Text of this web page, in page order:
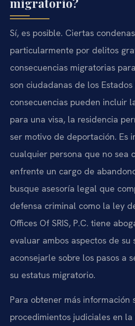
Sí, es posible. Ciertas
particularmente por delitos
consecuencias migratorias
son ciudadanas de los Estados
consecuencias pueden incluir
para una visa, la residencia
ser motivo de deportación. Es
cualquier persona que no sea
enfrente un cargo de
busque asesoría legal que
defensa criminal como la ley
Offices Of SRIS, P.C. tiene
evaluar ambos aspectos de su
aconsejarle sobre los pasos a
su estatus migratorio.
Para obtener más información
procedimientos judiciales en